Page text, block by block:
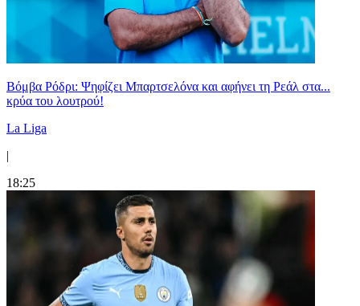
Βόμβα Ρόδρι: Ψηφίζει Μπαρτσελόνα και αφήνει τη Ρεάλ στα...
κρύα του λουτρού!
La Liga
|
18:25